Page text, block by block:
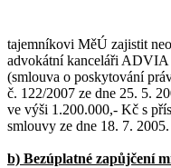
tajemníkovi MěÚ zajistit
advokátní kanceláři
(smlouva o poskytování
č. 122/2007 ze dne 25. 5.
ve výši 1.200.000,- Kč s
smlouvy ze dne 18. 7. 2005.
b) Bezúplatné zapůjčení